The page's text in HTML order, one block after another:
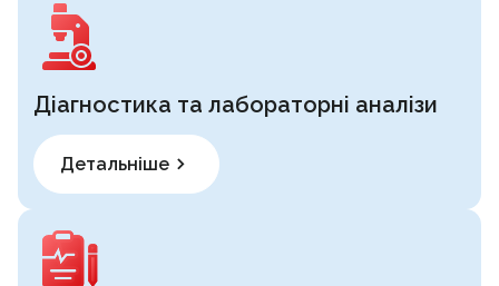
Діагностика та лабораторні аналізи
Детальніше